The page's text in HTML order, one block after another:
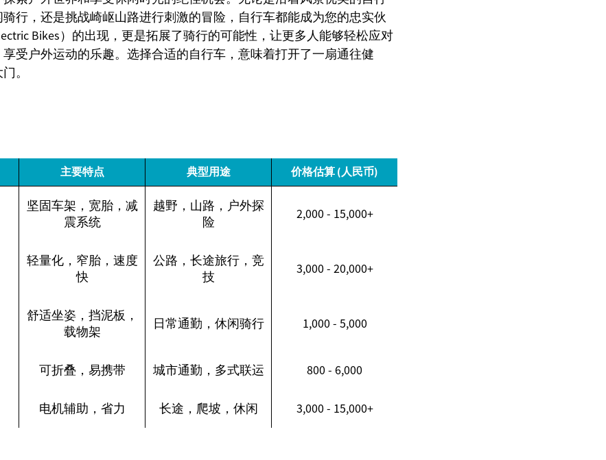
行，还是挑战崎岖山路进行刺激的冒险，自行车都能成为您的忠实伙
Bikes）的出现，更是拓展了骑行的可能性，让更多人能够轻松应对
受户外运动的乐趣。选择合适的自行车，意味着打开了一扇通往健
。
主要特点 典型用途 价格估算 (人民币)
坚固车架，宽胎，减
震系统
越野，山路，户外探
险
2,000 - 15,000+
轻量化，窄胎，速度
快
公路，长途旅行，竞
技
3,000 - 20,000+
舒适坐姿，挡泥板，
载物架
日常通勤，休闲骑行 1,000 - 5,000
可折叠，易携带 城市通勤，多式联运 800 - 6,000
电机辅助，省力 长途，爬坡，休闲 3,000 - 15,000+